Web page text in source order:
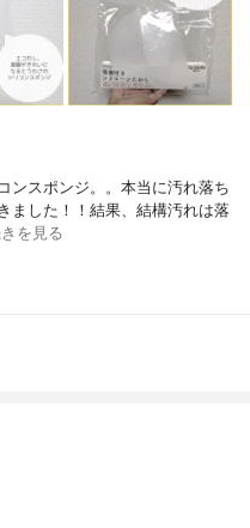
ンスポンジ。。本当に汚れ落ち
ました！！結果、結構汚れは落
を見る